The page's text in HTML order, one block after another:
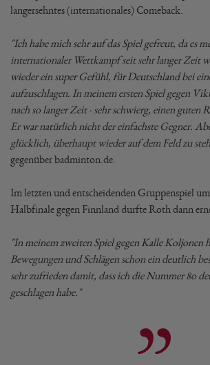
langersehntes (internationales) Comeback.
"Ich habe mich sehr auf das Spiel gefreut, da es
internationaler Wettkampf seit sehr langer Zeit
wieder ein super Gefühl, für Deutschland bei
aufzuschlagen. In meinem ersten Spiel gegen
nach so langer Zeit - sehr schwierg, einen guten
Er war natürlich nicht der einfachste Gegner.
glücklich, überhaupt wieder auf dem Feld zu
gegenüber badminton.de.
Im letzten und entscheidenden Gruppenspiel
Halbfinale gegen Finnland durfte Roth dann
"In meinem zweiten Spiel gegen Kalle Koljonen
Bewegungen und Schlägen schon ein deutlich
sehr zufrieden damit, dass ich die Nummer 80
geschlagen habe."